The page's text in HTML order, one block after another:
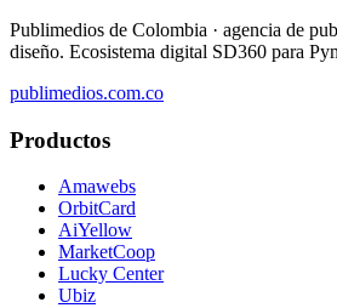
Publimedios de Colombia · agencia de
diseño. Ecosistema digital SD360 para
publimedios.com.co
Productos
Amawebs
OrbitCard
AiYellow
MarketCoop
Lucky Center
Ubiz